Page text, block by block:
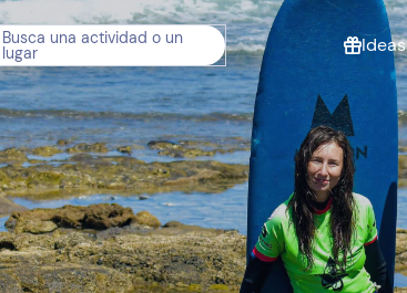
Busca una actividad o un
lugar
¿No sabes qué
regalar?
Tarjeta Regalo
Freedome
Un regalo digital que te
permite elegir
experiencias al aire libre
para